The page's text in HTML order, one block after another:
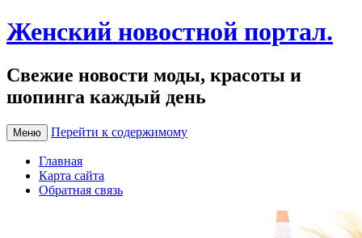
Женский новостной портал.
Свежие новости моды, красоты и
шопинга каждый день
Меню Перейти к содержимому
Главная
Карта сайта
Обратная связь